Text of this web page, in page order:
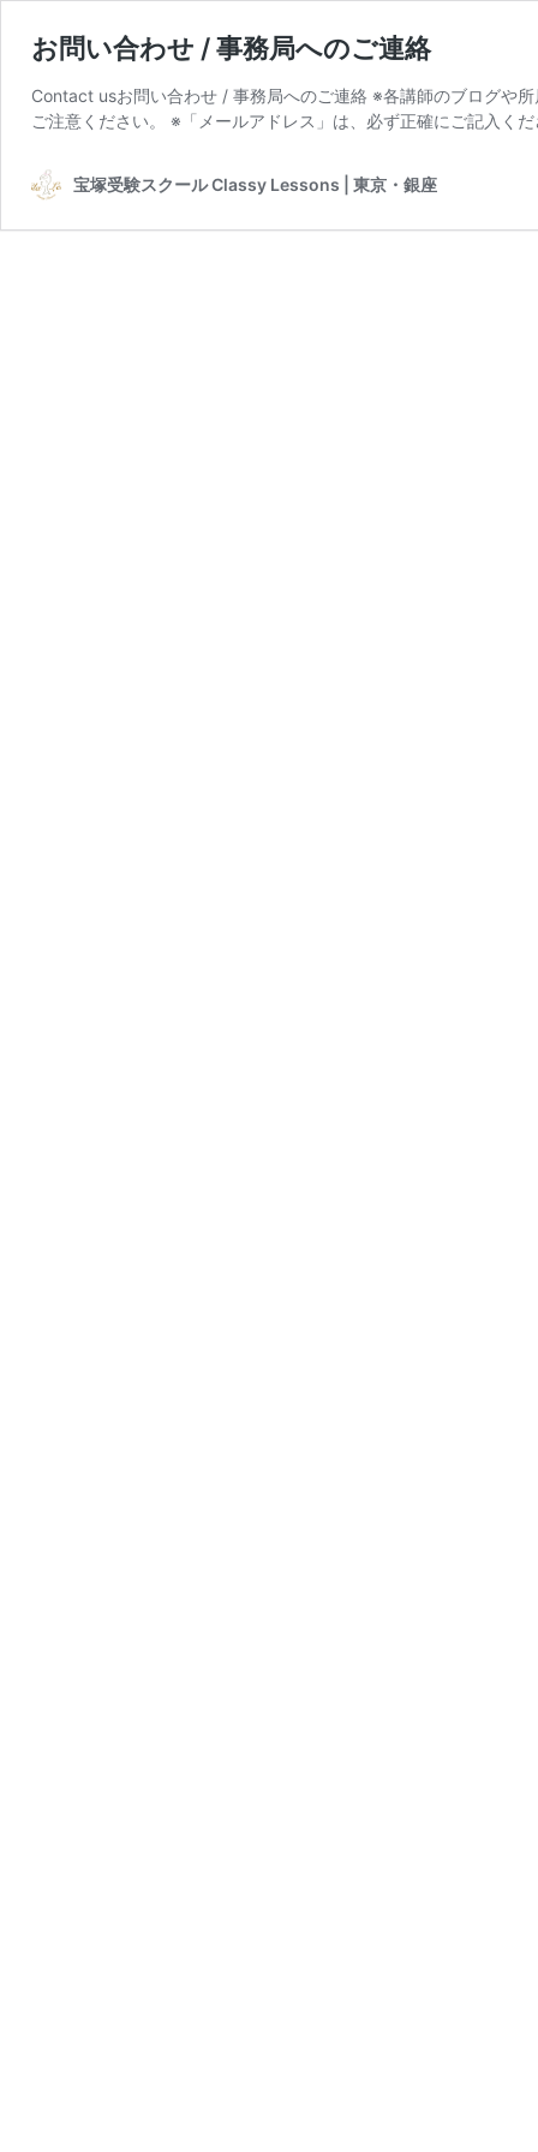
お問い合わせ / 事務局へのご連絡
Contact usお問い合わせ / 事務局へのご連絡 ※各講師のブログや
ご注意ください。 ※「メールアドレス」は、必ず正確にご記入く
宝塚受験スクール Classy Lessons | 東京・銀座